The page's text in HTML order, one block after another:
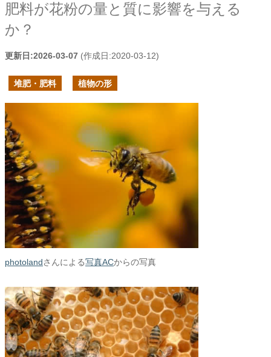
肥料が花粉の量と質に影響を与える
か？
更新日:2026-03-07 (作成日:2020-03-12)
堆肥・肥料 植物の形
photolandさんによる写真ACからの写真